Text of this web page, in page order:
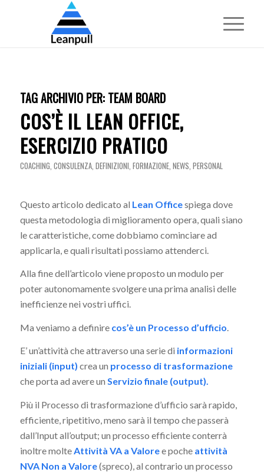
TAG ARCHIVIO PER: TEAM BOARD
COS’È IL LEAN OFFICE,
ESERCIZIO PRATICO
COACHING, CONSULENZA, DEFINIZIONI, FORMAZIONE, NEWS, PERSONAL
Questo articolo dedicato al Lean Officespiega dove
questa metodologia di miglioramento opera, quali siano
le caratteristiche, come dobbiamo cominciare ad
applicarla, e quali risultati possiamo attenderci.
Alla fine dell’articolo viene proposto un modulo per
poter autonomamente svolgere una prima analisi delle
inefficienze nei vostri uffici.
Ma veniamo a definire cos’è un Processo d’ufficio
E’ un’attività che attraverso una serie di informazioni
iniziali (input) crea un processo di trasformazione
che porta ad avere un Servizio finale (output).
Più il Processo di trasformazione d’ufficio sarà rapido,
efficiente, ripetitivo, meno sarà il tempo che passerà
dall’Input all’output; un processo efficiente conterrà
inoltre molteAttività VA a Valoree poche attività
NVA Non a Valore(spreco), al contrario un processo